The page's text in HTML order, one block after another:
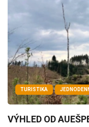
TURISTIKA
VÝHLED OD